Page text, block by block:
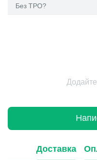
Без ТРО?
Доставка